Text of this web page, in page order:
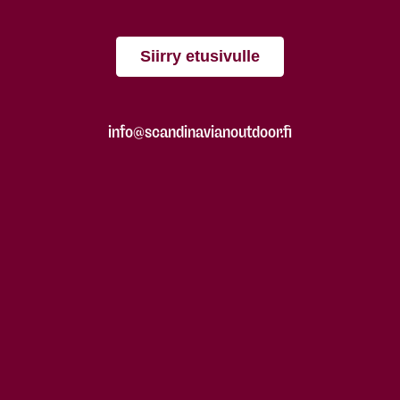
Siirry etusivulle
info@scandinavianoutdoor.fi